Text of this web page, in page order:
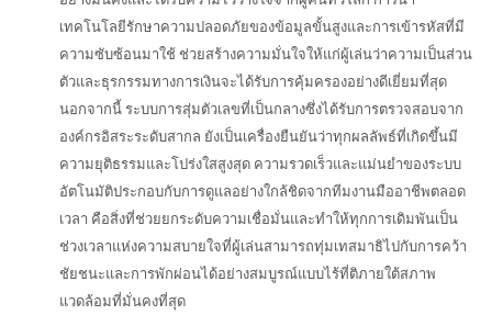
เทคโนโลยีรักษาความปลอดภัยของข้อมูลขั้นสูงและการเข้ารหัสที่มี
ความซับซ้อนมาใช้ ช่วยสร้างความมั่นใจให้แก่ผู้เล่นว่าความเป็นส่วน
ตัวและธุรกรรมทางการเงินจะได้รับการคุ้มครองอย่างดีเยี่ยมที่สุด
นอกจากนี้ ระบบการสุ่มตัวเลขที่เป็นกลางซึ่งได้รับการตรวจสอบจาก
องค์กรอิสระระดับสากล ยังเป็นเครื่องยืนยันว่าทุกผลลัพธ์ที่เกิดขึ้นมี
ความยุติธรรมและโปร่งใสสูงสุด ความรวดเร็วและแม่นยำของระบบ
อัตโนมัติประกอบกับการดูแลอย่างใกล้ชิดจากทีมงานมืออาชีพตลอด
เวลา คือสิ่งที่ช่วยยกระดับความเชื่อมั่นและทำให้ทุกการเดิมพันเป็น
ช่วงเวลาแห่งความสบายใจที่ผู้เล่นสามารถทุ่มเทสมาธิไปกับการคว้า
ชัยชนะและการพักผ่อนได้อย่างสมบูรณ์แบบไร้ที่ติภายใต้สภาพ
แวดล้อมที่มั่นคงที่สุด